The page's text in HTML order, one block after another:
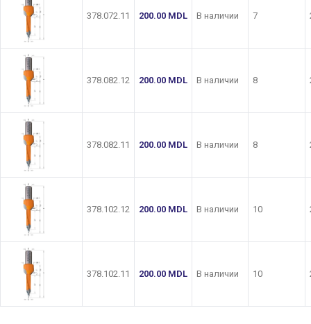
378.072.11 200.00 MDL В наличии 7
378.082.12 200.00 MDL В наличии 8
378.082.11 200.00 MDL В наличии 8
378.102.12 200.00 MDL В наличии 10
378.102.11 200.00 MDL В наличии 10